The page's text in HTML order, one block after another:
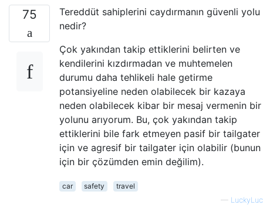
75
Tereddüt sahiplerini caydırmanın güvenli yolu
nedir?
Çok yakından takip ettiklerini belirten ve
kendilerini kızdırmadan ve muhtemelen
durumu daha tehlikeli hale getirme
potansiyeline neden olabilecek bir kazaya
neden olabilecek kibar bir mesaj vermenin bir
yolunu arıyorum. Bu, çok yakından takip
ettiklerini bile fark etmeyen pasif bir tailgater
için ve agresif bir tailgater için olabilir (bunun
için bir çözümden emin değilim).
car safety
travel
— LuckyLuc